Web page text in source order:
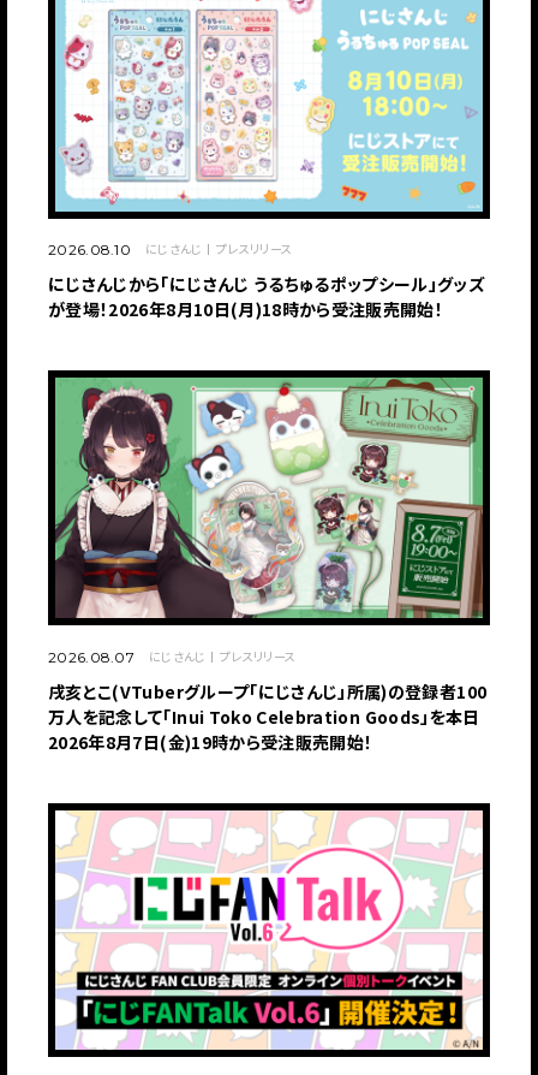
2026.08.10 にじさんじ プレスリリース
にじさんじから「にじさんじ うるちゅるポップシール」グッズ
が登場！2026年8月10日(月)18時から受注販売開始！
2026.08.07 にじさんじ プレスリリース
戌亥とこ(VTuberグループ「にじさんじ」所属)の登録者100
万人を記念して「Inui Toko Celebration Goods」を本日
2026年8月7日(金)19時から受注販売開始！